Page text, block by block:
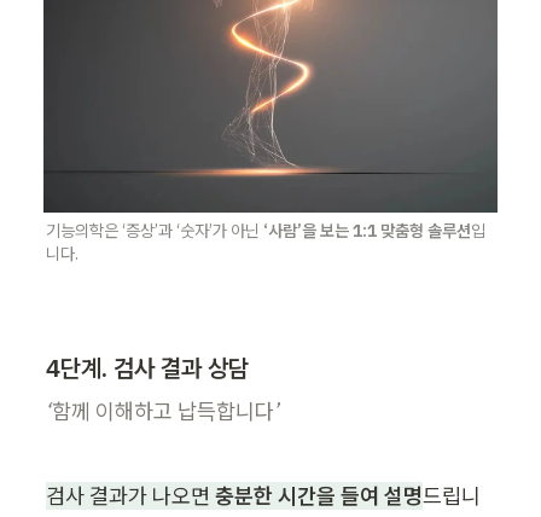
기능의학은 ‘증상’과 ‘숫자’가 아닌 ‘사람’을 보는 1:1 맞춤형 솔루션입
니다.
4단계. 검사 결과 상담
‘함께 이해하고 납득합니다’
검사 결과가 나오면 충분한 시간을 들여 설명드립니